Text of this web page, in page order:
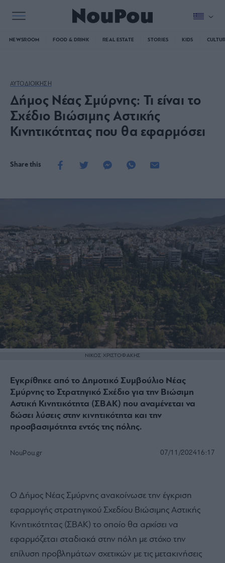
NEWSROOM FOOD & DRINK REAL ESTATE STORIES KIDS
ΑΥΤΟΔΙΟΙΚΗΣΗ
Δήμος Νέας Σμύρνης: Τι είναι το
Σχέδιο Βιώσιμης Αστικής
Κινητικότητας που θα εφαρμόσει
Share this
ΝΙΚΟΣ ΧΡΙΣΤΟΦΑΚΗΣ
Εγκρίθηκε από το Δημοτικό Συμβούλιο Νέας
Σμύρνης το Στρατηγικό Σχέδιο για την Βιώσιμη
Αστική Κινητικότητα (ΣΒΑΚ) που αναμένεται να
δώσει λύσεις στην κινητικότητα και την
προσβασιμότητα εντός της πόλης.
NouPou.gr 07/11/202416:17
Ο Δήμος Νέας Σμύρνης ανακοίνωσε την έγκριση
εφαρμογής στρατηγικού Σχεδίου Βιώσιμης Αστικής
Κινητικότητας (ΣΒΑΚ) το οποίο θα αρχίσει να
εφαρμόζεται σταδιακά στην πόλη με στόχο την
επίλυση προβλημάτων σχετικών με τις μετακινήσεις